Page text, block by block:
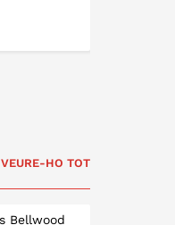
VEURE-HO TOT